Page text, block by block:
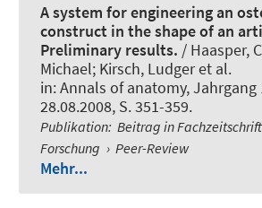
A system for engineering an
construct in the shape of an
Preliminary results. / Haasper,
Michael; Kirsch, Ludger et al.
in:Annals of anatomy, Jahrgang
28.08.2008, S. 351-359.
Publikation: Beitrag in Fachzeitschrift
Forschung › Peer-Review
Mehr...